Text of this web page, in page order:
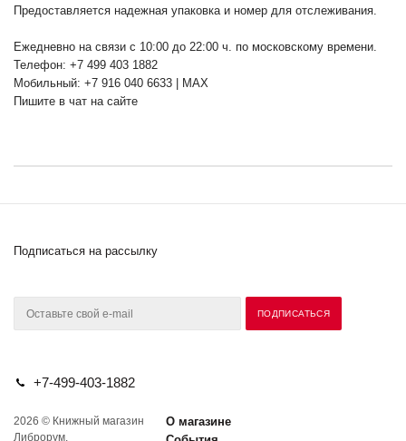
Предоставляется надежная упаковка и номер для отслеживания.
Ежедневно на связи с 10:00 до 22:00 ч. по московскому времени.
Телефон: +7 499 403 1882
Мобильный: +7 916 040 6633 | MAX
Пишите в чат на сайте
Подписаться на рассылку
+7-499-403-1882
2026 © Книжный магазин
Либрорум.
О магазине